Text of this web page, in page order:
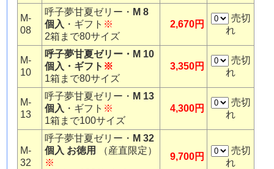
M-
08
呼子夢甘夏ゼリー・ M 8
個入 ・ギフト ※
2箱まで80サイズ
2,670円
売切
れ
M-
10
呼子夢甘夏ゼリー・M 10
個入・ギフト ※
1箱まで80サイズ
3,350円
売切
れ
M-
13
呼子夢甘夏ゼリー・ M 13
個入 ・ギフト ※
1箱まで100サイズ
4,300円
売切
れ
M-
32
呼子夢甘夏ゼリー・ M 32
個入 お徳用
（産直限定）
※
9,700円
売切
れ